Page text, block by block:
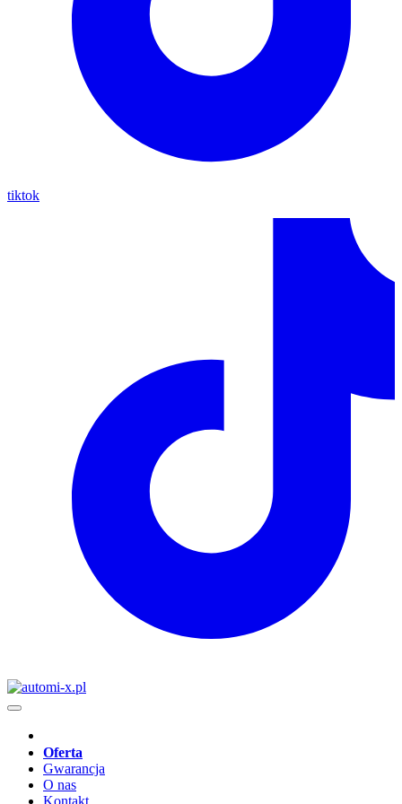
tiktok
Oferta
Gwarancja
O nas